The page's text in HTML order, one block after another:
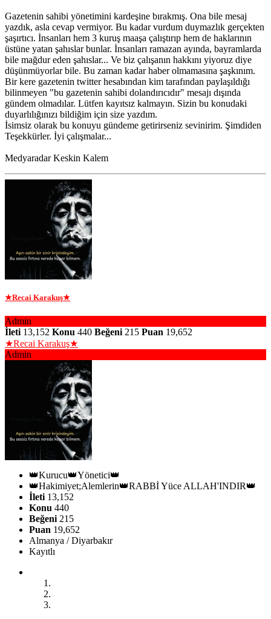
Gazetenin sahibi yönetimini kardeşine bırakmış. Ona bile mesaj
yazdık, asla cevap vermiyor. Bu kadar vurdum duymazlık gerçekten
şaşırtıcı. İnsanları hem 3 kuruş maaşa çalıştırıp hem de haklarının
üstüne yatan şahıslar bunlar. İnsanları ramazan ayında, bayramlarda
bile mağdur eden şahıslar... Ve biz çalışanın hakkını yiyoruz diye
düşünmüyorlar bile. Bu zaman kadar haber olmamasına şaşkınım.
Bir kere gazetenin twitter hesabından kim tarafından paylaşıldığı
bilinmeyen "bu gazetenin sahibi dolandırıcıdır" mesajı dışında
gündem olmadılar. Lütfen kayıtsız kalmayın. Sizin bu konudaki
duyarlılığınızı bildiğim için size yazdım.
İsimsiz olarak bu konuyu gündeme getirirseniz sevinirim. Şimdiden
Teşekkürler. İyi çalışmalar...
Medyaradar Keskin Kalem
★Recai Karakuş★
Admin
İleti 13,152 Konu 440 Beğeni 215 Puan 19,652
★Recai Karakuş★
Admin
👑Kurucu👑Yönetici👑
👑Hakimiyet;Alemlerin👑RABBİ Yüce ALLAH'INDIR👑
İleti 13,152
Konu 440
Beğeni 215
Puan 19,652
Almanya / Diyarbakır
Kayıtlı